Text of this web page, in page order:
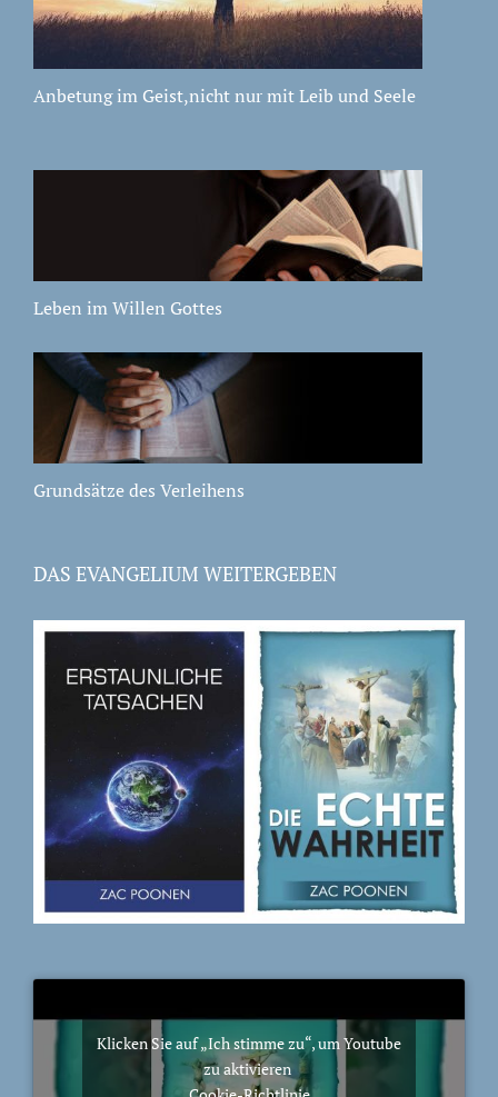
Anbetung im Geist,nicht nur mit Leib und Seele
Leben im Willen Gottes
Grundsätze des Verleihens
DAS EVANGELIUM WEITERGEBEN
Klicken Sie auf „Ich stimme zu“, um Youtube
zu aktivieren